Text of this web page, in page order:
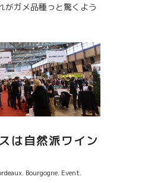
がガメ品種っと驚くよう
タイルまでのガメの側
うようにできたミレジム
ド。 （問合せはクロス
マーク・ペノ ム
カデ？！と驚くような
た ムスカデ名人。 北の地
させてやさしいムスカ
ム、と言い切るマーク。
Carmaransニコ
い地区でもある
な集落Le Bruelル・ブ
は自然派ワイン
, Bourgogne, Event,